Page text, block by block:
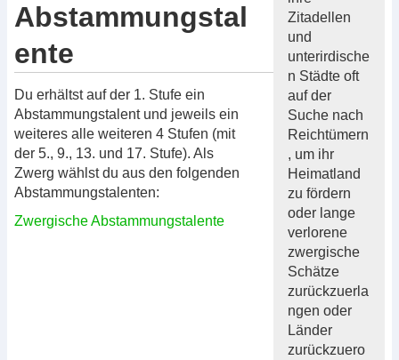
Zitadellen
und
unterirdische
n Städte oft
auf der
Suche nach
Reichtümern
, um ihr
Heimatland
zu fördern
oder lange
verlorene
zwergische
Schätze
zurückzuerla
ngen oder
Länder
zurückzuero
Abstammungstal
ente
Du erhältst auf der 1. Stufe ein
Abstammungstalent und jeweils ein
weiteres alle weiteren 4 Stufen (mit
der 5., 9., 13. und 17. Stufe). Als
Zwerg wählst du aus den folgenden
Abstammungstalenten:
Zwergische Abstammungstalente